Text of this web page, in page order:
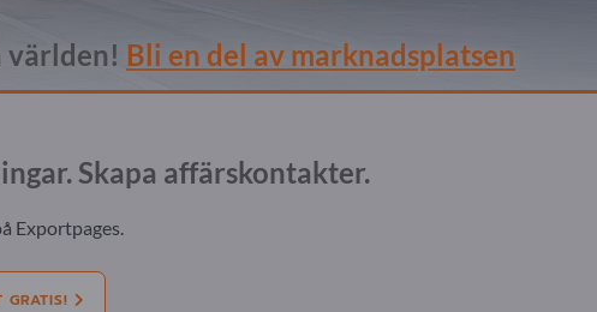
världen! Bli en del av marknadsplatsen
Skapa affärskontakter.
Exportpages.